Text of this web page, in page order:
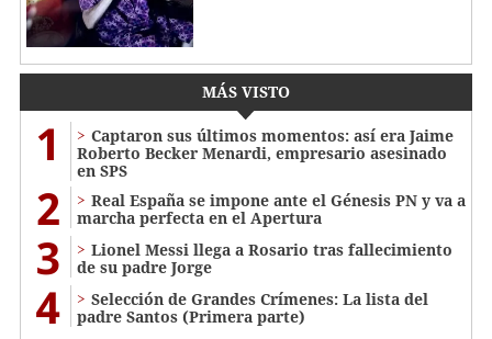
MÁS VISTO
1
Captaron sus últimos momentos: así era Jaime
Roberto Becker Menardi​​​, empresario asesinado
en SPS
2
Real España se impone ante el Génesis PN y va a
marcha perfecta en el Apertura
3
Lionel Messi llega a Rosario tras fallecimiento
de su padre Jorge
4
Selección de Grandes Crímenes: La lista del
padre Santos (Primera parte)